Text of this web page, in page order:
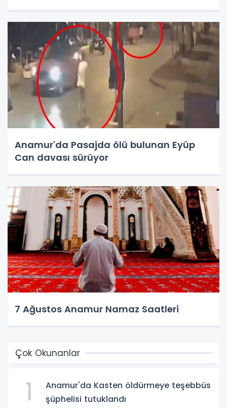
Anamur'da Pasajda ölü bulunan Eyüp
Can davası sürüyor
7 Ağustos Anamur Namaz Saatleri
Çok Okunanlar
1
Anamur'da Kasten öldürmeye teşebbüs
şüphelisi tutuklandı